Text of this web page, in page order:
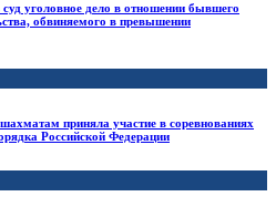
уголовное дело в отношении бывшего
обвиняемого в превышении
приняла участие в соревнованиях
Российской Федерации